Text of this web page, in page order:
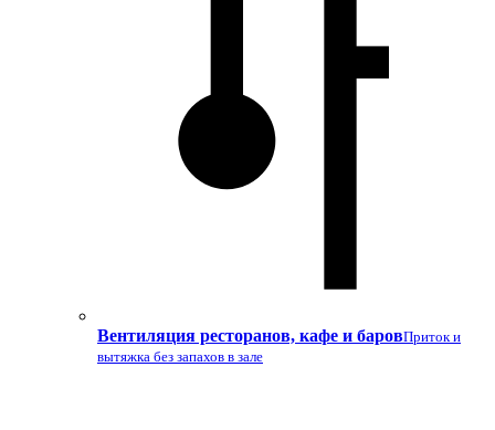
Вентиляция ресторанов, кафе и баровПриток и
вытяжка без запахов в зале